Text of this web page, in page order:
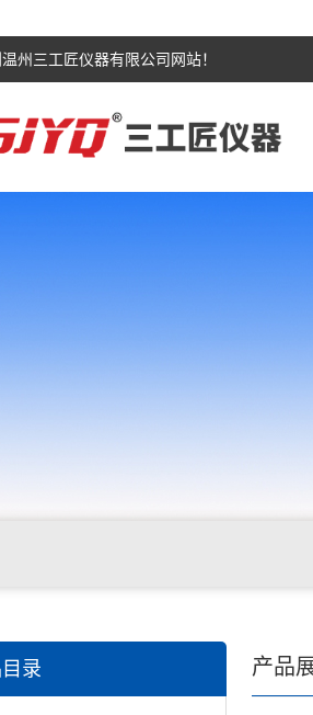
州三工匠仪器有限公司网站！
装材料，箱包等行业
录 产品